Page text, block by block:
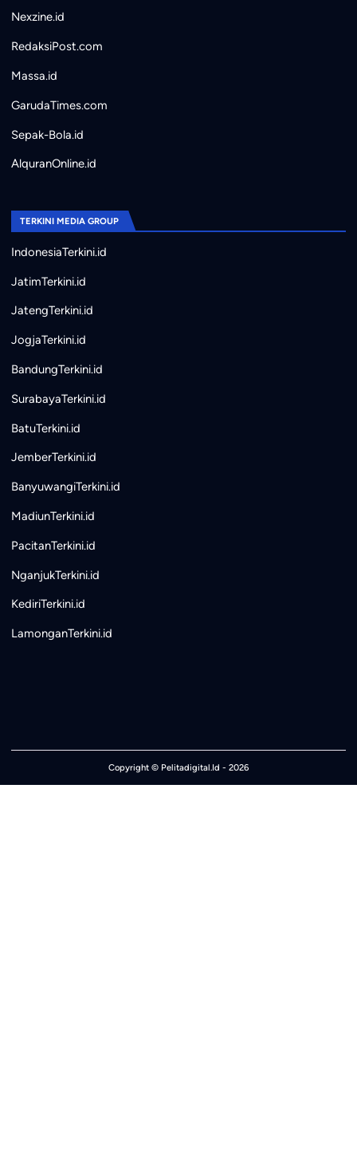
Nexzine.id
RedaksiPost.com
Massa.id
GarudaTimes.com
Sepak-Bola.id
AlquranOnline.id
TERKINI MEDIA GROUP
IndonesiaTerkini.id
JatimTerkini.id
JatengTerkini.id
JogjaTerkini.id
BandungTerkini.id
SurabayaTerkini.id
BatuTerkini.id
JemberTerkini.id
BanyuwangiTerkini.id
MadiunTerkini.id
PacitanTerkini.id
NganjukTerkini.id
KediriTerkini.id
LamonganTerkini.id
Copyright © Pelitadigital.Id - 2026